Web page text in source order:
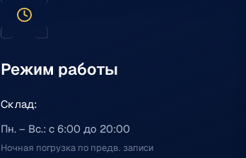
Режим работы
Склад:
Пн. – Вс.: с 6:00 до 20:00
Ночная погрузка по предв. записи